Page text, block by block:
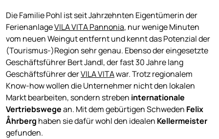
Die Familie Pohl ist seit Jahrzehnten Eigentümerin der
FerienanlageVILA VITA Pannonia, nur wenige Minuten
vom neuen Weingut entfernt und kennt das Potenzial der
(Tourismus-)Region sehr genau. Ebenso der eingesetzte
Geschäftsführer Bert Jandl, der fast 30 Jahre lang
Geschäftsführer derVILA VITAwar. Trotz regionalem
Know-how wollen die Unternehmer nicht den lokalen
Markt bearbeiten, sondern streben internationale
Vertriebswegean. Mit dem gebürtigen Schweden Felix
Åhrberg haben sie dafür wohl den idealen Kellermeister
gefunden.